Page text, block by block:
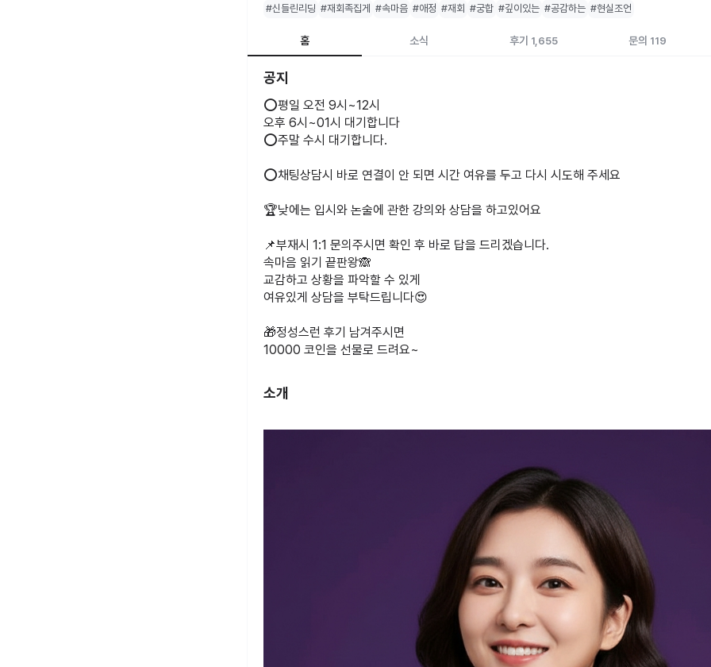
#신들린리딩 #재회족집게 #속마음 #애정 #재회 #궁합 #깊이있는 #공감하는 #현실조언
홈 소식 후기 1,655 문의 119
공지
⭕️평일 오전 9시~12시
오후 6시~01시 대기합니다
⭕️주말 수시 대기합니다.
⭕️채팅상담시 바로 연결이 안 되면 시간 여유를 두고 다시 시도해 주세요
🏆낮에는 입시와 논술에 관한 강의와 상담을 하고있어요
📌부재시 1:1 문의주시면 확인 후 바로 답을 드리겠습니다.
속마음 읽기 끝판왕🙈
교감하고 상황을 파악할 수 있게
여유있게 상담을 부탁드립니다😍
🎁정성스런 후기 남겨주시면
10000 코인을 선물로 드려요~
소개